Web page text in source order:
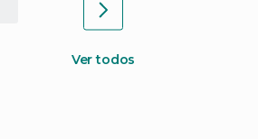
Ver todos